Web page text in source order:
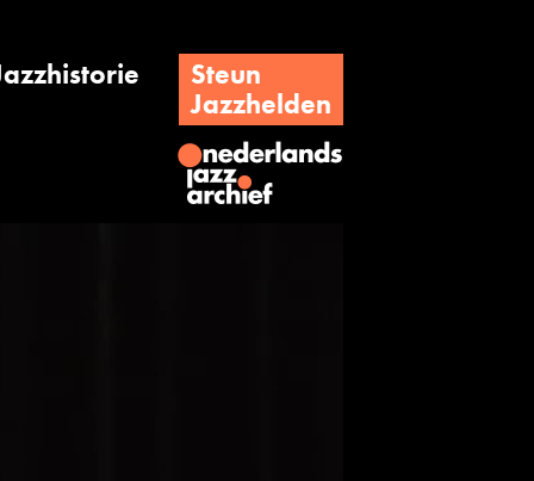
Steun
Jazzhelden